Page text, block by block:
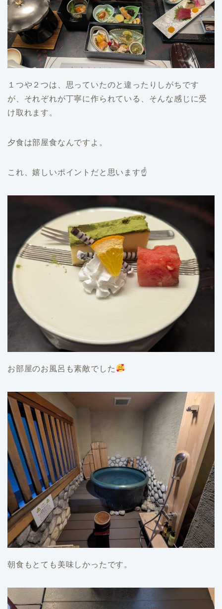
１つや２つは、思っていたのと違ったりしがちです
が、それぞれが丁寧に作られている、そんな感じに受
け取れます。
夕食は部屋食なんですよ。
これ、嬉しいポイントだと思います☝️
お部屋のお風呂も素敵でした
朝食もとても美味しかったです。